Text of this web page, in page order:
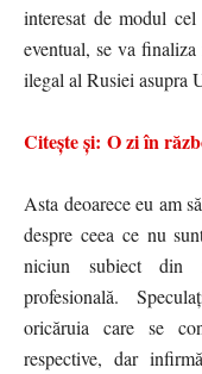
interesat de modul
eventual, se va
ilegal al Rusiei asupra
Citește și: O zi în
Asta deoarece eu am
despre ceea ce nu
niciun subiect din
profesională.
oricăruia care se
respective, dar